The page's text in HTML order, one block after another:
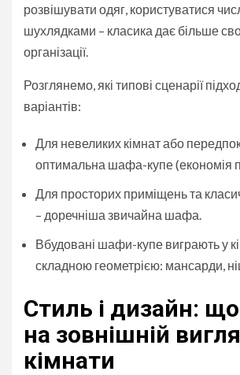
розвішувати одяг, користуватися
шухлядками – класика дає більше
організації.
Розглянемо, які типові сценарії
варіантів:
Для невеликих кімнат або
оптимальна шафа-купе (економія
Для просторих приміщень та
– доречніша звичайна шафа.
Вбудовані шафи-купе виграють у
складною геометрією: мансарди,
Стиль і дизайн:
на зовнішній
кімнати